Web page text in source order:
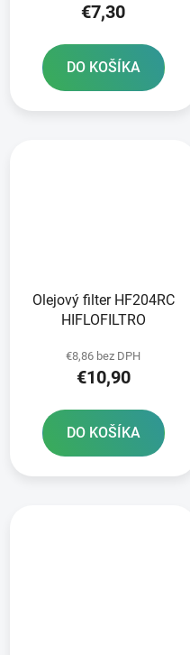
€7,30
DO KOŠÍKA
Olejový filter HF204RC
HIFLOFILTRO
€8,86 bez DPH
€10,90
DO KOŠÍKA